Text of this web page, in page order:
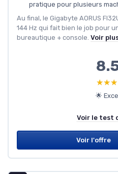
pratique pour plusieurs
Au final, le Gigabyte AORUS
144 Hz qui fait bien le job pour
bureautique + console. Voir
🌟
Voir le test
Voir l'offre